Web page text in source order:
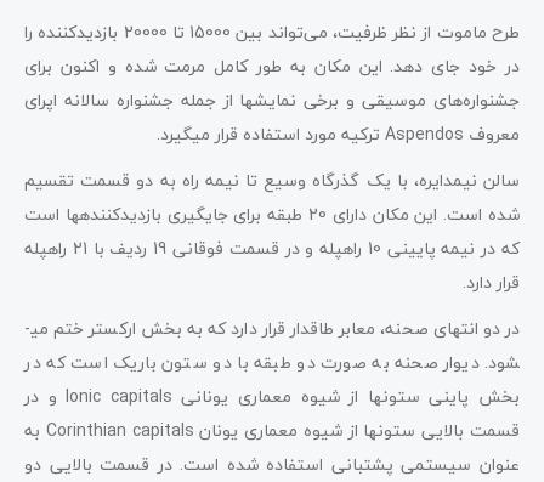
طرح ماموت از نظر ظرفیت، می‌تواند بین 15000 تا 20000 بازدید­کننده را
در خود جای دهد. این مکان به طور کامل مرمت شده و اکنون برای
جشنواره‌های موسیقی و برخی نمایش­ها از جمله جشنواره سالانه اپرای
معروف Aspendos ترکیه مورد استفاده قرار می­گیرد.
سالن نیم­دایره، با یک گذرگاه وسیع تا نیمه راه به دو قسمت تقسیم
شده است. این مکان دارای 20 طبقه برای جایگیری بازدید­کننده­ها است
که در نیمه پایینی 10 راه­پله و در قسمت فوقانی 19 ردیف با 21 راه­پله
قرار دارد.
در دو انتهای صحنه، معابر طاقدار قرار دارد که به بخش ارکستر ختم می­
شود. دیوار صحنه به صورت دو طبقه با دو ستون باریک است که در
بخش پاینی ستون­ها از شیوه معماری یونانی Ionic capitals و در
قسمت بالایی ستون­ها از شیوه معماری یونان Corinthian capitals به
عنوان سیستمی پشتبانی استفاده شده است. در قسمت بالایی دو